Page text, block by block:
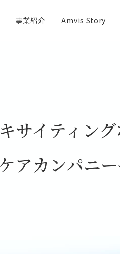
事業紹介 Amvis Story
サイティン
アカンパニ